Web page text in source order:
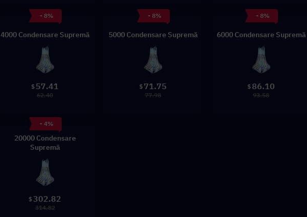
- 8%
4000 Condensare Supremă
$ 57.41
62.40
- 8%
5000 Condensare Supremă
$ 71.75
77.98
- 8%
6000 Condensare Supremă
$ 86.10
93.58
- 4%
20000 Condensare
Supremă
$ 302.82
314.82